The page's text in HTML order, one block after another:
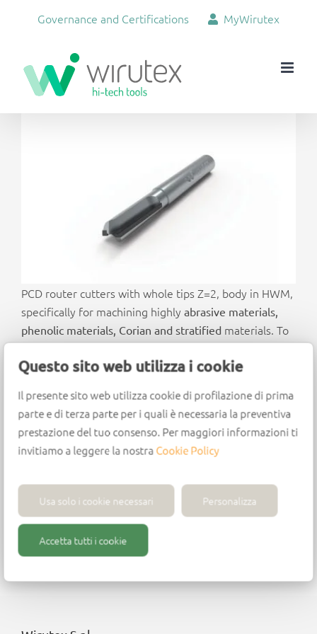
Questo sito web utilizza i cookie
Il presente sito web utilizza cookie di profilazione di prima
parte e di terza parte per i quali è necessaria la preventiva
prestazione del tuo consenso. Per maggiori informazioni ti
invitiamo a leggere la nostraCookie Policy
Usa solo i cookie necessari Personalizza
Accetta tutti i cookie
Governance and Certifications MyWirutex
PCD router cutters with whole tips Z=2, body in HWM,
specifically for machining highly abrasive materials,
phenolic materials, Corian and stratified materials. To
ensure maximum stability and cutting quality, Wirutex
recommends using with a ThermoGrip chuck.
Design
PCD tips
HWM body
Feed speed: from 3 to 10 m/min
Max. rpm: 24,000 – 36,000